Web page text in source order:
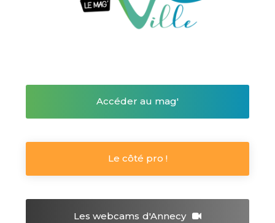
Accéder au mag'
Le côté pro !
Les webcams d'Annecy